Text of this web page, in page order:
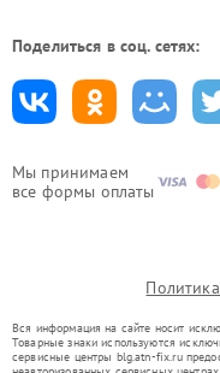
Мы принимаем
все формы оплаты
Поделиться в соц. сетях:
Вся информация на сайте носит
Товарные знаки используются
сервисные центры blg.atn-fix.ru